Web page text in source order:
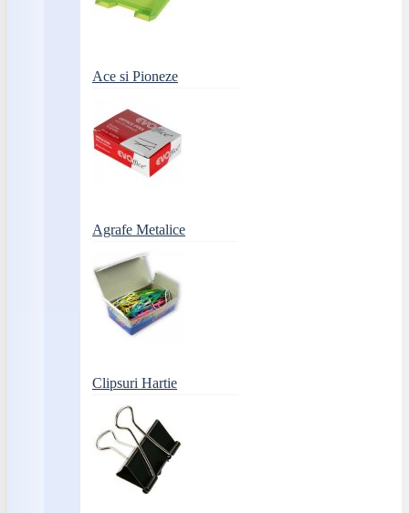
Ace si Pioneze
Agrafe Metalice
Clipsuri Hartie